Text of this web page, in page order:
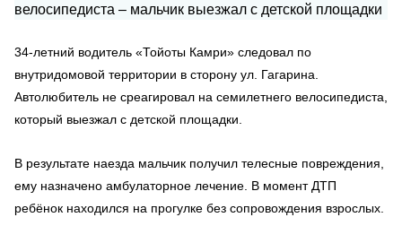
34-летний водитель «Тойоты Камри» следовал по
внутридомовой территории в сторону ул. Гагарина.
Автолюбитель не среагировал на семилетнего велосипедиста,
который выезжал с детской площадки.
В результате наезда мальчик получил телесные повреждения,
ему назначено амбулаторное лечение. В момент ДТП
ребёнок находился на прогулке без сопровождения взрослых.